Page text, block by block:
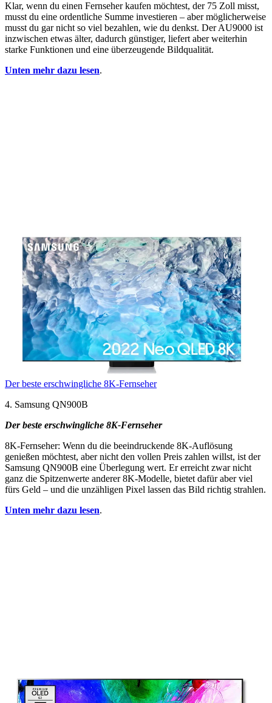
Klar, wenn du einen Fernseher kaufen möchtest, der 75 Zoll misst,
musst du eine ordentliche Summe investieren – aber möglicherweise
musst du gar nicht so viel bezahlen, wie du denkst. Der AU9000 ist
inzwischen etwas älter, dadurch günstiger, liefert aber weiterhin
starke Funktionen und eine überzeugende Bildqualität.
Unten mehr dazu lesen.
Der beste erschwingliche 8K-Fernseher
4. Samsung QN900B
Der beste erschwingliche 8K-Fernseher
8K-Fernseher: Wenn du die beeindruckende 8K-Auflösung
genießen möchtest, aber nicht den vollen Preis zahlen willst, ist der
Samsung QN900B eine Überlegung wert. Er erreicht zwar nicht
ganz die Spitzenwerte anderer 8K-Modelle, bietet dafür aber viel
fürs Geld – und die unzähligen Pixel lassen das Bild richtig strahlen.
Unten mehr dazu lesen.